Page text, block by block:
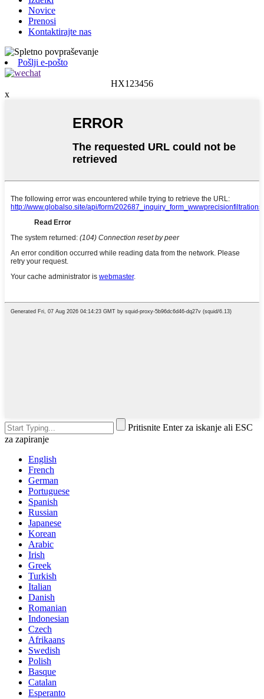
Novice
Prenosi
Kontaktirajte nas
Pošlji e-pošto
HX123456
x
Pritisnite Enter za iskanje ali ESC
za zapiranje
English
French
German
Portuguese
Spanish
Russian
Japanese
Korean
Arabic
Irish
Greek
Turkish
Italian
Danish
Romanian
Indonesian
Czech
Afrikaans
Swedish
Polish
Basque
Catalan
Esperanto